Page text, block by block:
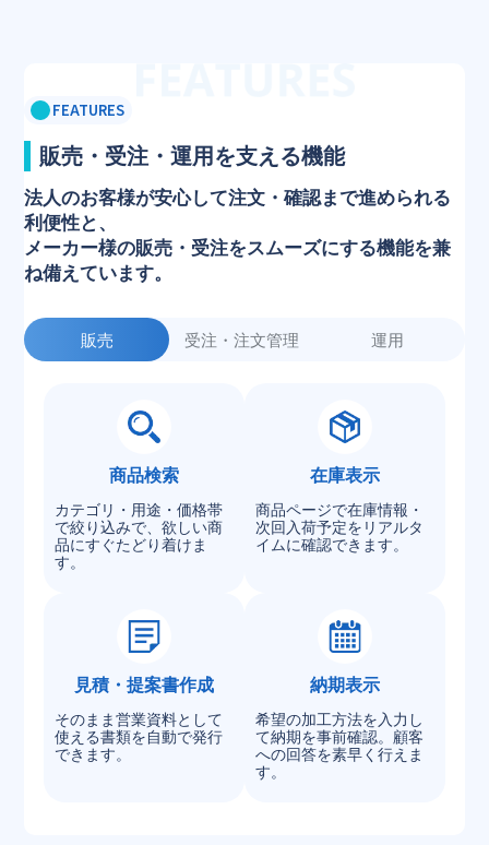
FEATURES
販売・受注・運用を支える機能
法人のお客様が安心して注文・確認まで進められる
利便性と、
メーカー様の販売・受注をスムーズにする機能を兼
ね備えています。
販売 受注・注文管理 運用
商品検索
カテゴリ・用途・価格帯
で絞り込みで、欲しい商
品にすぐたどり着けま
す。
在庫表示
商品ページで在庫情報・
次回入荷予定をリアルタ
イムに確認できます。
見積・提案書作成
そのまま営業資料として
使える書類を自動で発行
できます。
納期表示
希望の加工方法を入力し
て納期を事前確認。顧客
への回答を素早く行えま
す。